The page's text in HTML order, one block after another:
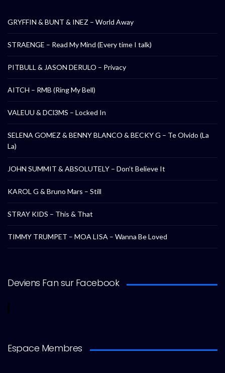
GRYFFIN & BUNT & INEZ – World Away
STRAENGE – Read My Mind (Every time I talk)
PITBULL & JASON DERULO – Privacy
AITCH – RMB (Ring My Bell)
VALEUU & DCl3MS – Locked In
SELENA GOMEZ & BENNY BLANCO & BECKY G – Te Olvido (La
La)
JOHN SUMMIT & ABSOLUTELY – Don’t Believe It
KAROL G & Bruno Mars – Still
STRAY KIDS – This & That
TIMMY TRUMPET – MOA LISA – Wanna Be Loved
Deviens Fan sur Facebook
Espace Membres